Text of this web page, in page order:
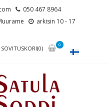
050 467 8964
arkisin 10 - 17
SOVITUSKORI(0)
0